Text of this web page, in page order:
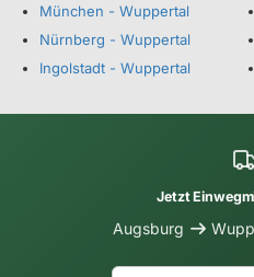
München - Wuppertal
Nürnberg - Wuppertal
Ingolstadt - Wuppertal
Jetzt
Augsburg